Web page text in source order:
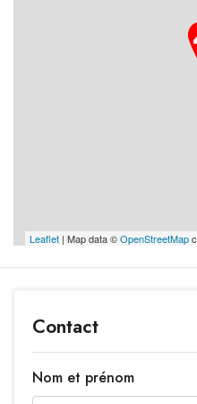
Leaflet | Map data ©OpenStreetMap
Contact
Nom et prénom